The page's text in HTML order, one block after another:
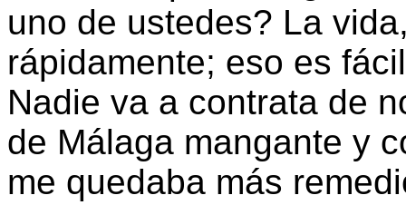
uno de ustedes? La
rápidamente; eso es
Nadie va a contrata de
de Málaga mangante y
me quedaba más